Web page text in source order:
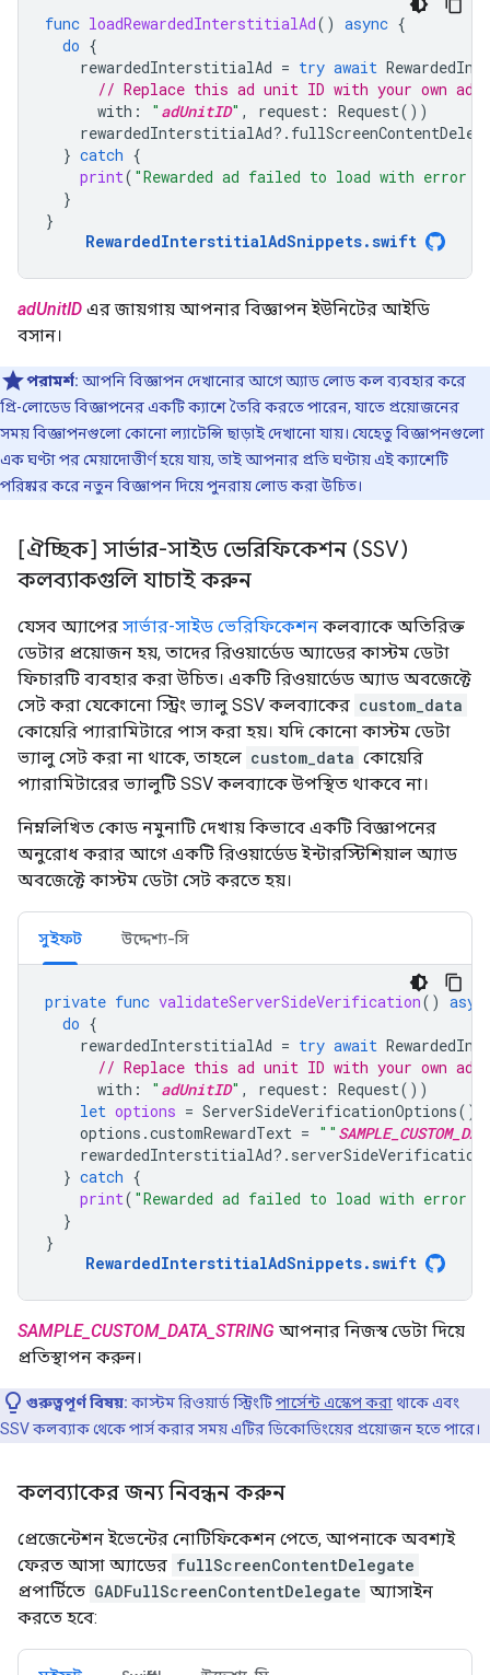
func loadRewardedInterstitialAd() async {
do {
rewardedInterstitialAd = try await
// Replace this ad unit ID with your own ad
with : " adUnitID" , request : Request())
rewardedInterstitialAd?.
} catch {
print( "Rewarded ad failed to load with error:
}
}
RewardedInterstitialAdSnippets.swift
adUnitID এর জায়গায় আপনার বিজ্ঞাপন ইউনিটের আইডি
বসান।
পরামর্শ: আপনি বিজ্ঞাপন দেখানোর আগে অ্যাড লোড কল ব্যবহার করে
প্রি-লোডেড বিজ্ঞাপনের একটি ক্যাশে তৈরি করতে পারেন, যাতে প্রয়োজনের
সময় বিজ্ঞাপনগুলো কোনো ল্যাটেন্সি ছাড়াই দেখানো যায়। যেহেতু বিজ্ঞাপনগুলো
এক ঘণ্টা পর মেয়াদোত্তীর্ণ হয়ে যায়, তাই আপনার প্রতি ঘণ্টায় এই ক্যাশেটি
পরিষ্কার করে নতুন বিজ্ঞাপন দিয়ে পুনরায় লোড করা উচিত।
[ঐচ্ছিক] সার্ভার-সাইড ভেরিফিকেশন (SSV)
কলব্যাকগুলি যাচাই করুন
যেসব অ্যাপের সার্ভার-সাইড ভেরিফিকেশন কলব্যাকে অতিরিক্ত
ডেটার প্রয়োজন হয়, তাদের রিওয়ার্ডেড অ্যাডের কাস্টম ডেটা
ফিচারটি ব্যবহার করা উচিত। একটি রিওয়ার্ডেড অ্যাড অবজেক্টে
সেট করা যেকোনো স্ট্রিং ভ্যালু SSV কলব্যাকের custom_data
কোয়েরি প্যারামিটারে পাস করা হয়। যদি কোনো কাস্টম ডেটা
ভ্যালু সেট করা না থাকে, তাহলে custom_data কোয়েরি
প্যারামিটারের ভ্যালুটি SSV কলব্যাকে উপস্থিত থাকবে না।
নিম্নলিখিত কোড নমুনাটি দেখায় কিভাবে একটি বিজ্ঞাপনের
অনুরোধ করার আগে একটি রিওয়ার্ডেড ইন্টারস্টিশিয়াল অ্যাড
অবজেক্টে কাস্টম ডেটা সেট করতে হয়।
সুইফট উদ্দেশ্য-সি
private func validateServerSideVerification()
do {
rewardedInterstitialAd = try await
// Replace this ad unit ID with your own ad
with : " adUnitID" , request : Request())
let options = ServerSideVerificationOptions()
options .customRewardText = ""
rewardedInterstitialAd?.
} catch {
print( "Rewarded ad failed to load with error:
}
}
RewardedInterstitialAdSnippets.swift
SAMPLE_CUSTOM_DATA_STRING আপনার নিজস্ব ডেটা দিয়ে
প্রতিস্থাপন করুন।
গুরুত্বপূর্ণ বিষয়: কাস্টম রিওয়ার্ড স্ট্রিংটিপার্সেন্ট এস্কেপ করা থাকে এবং
SSV কলব্যাক থেকে পার্স করার সময় এটির ডিকোডিংয়ের প্রয়োজন হতে পারে।
কলব্যাকের জন্য নিবন্ধন করুন
প্রেজেন্টেশন ইভেন্টের নোটিফিকেশন পেতে, আপনাকে অবশ্যই
ফেরত আসা অ্যাডের fullScreenContentDelegate
প্রপার্টিতে GADFullScreenContentDelegate অ্যাসাইন
করতে হবে: